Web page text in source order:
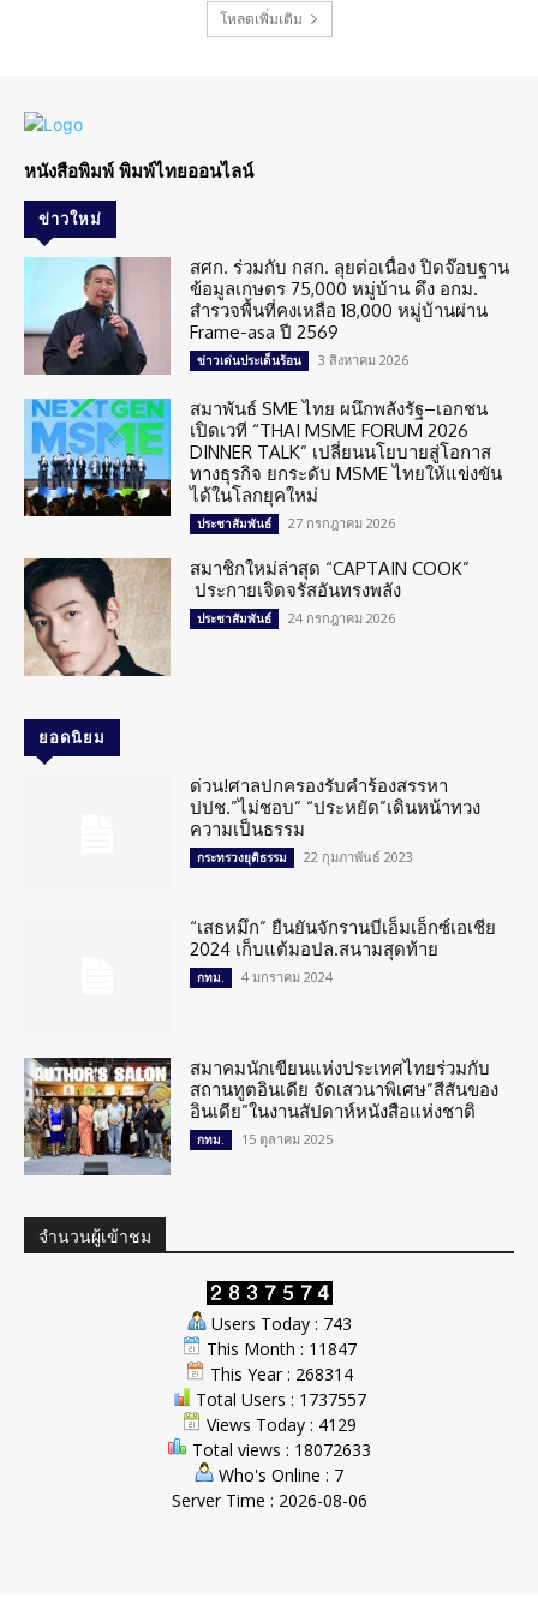
โหลดเพิ่มเติม
หนังสือพิมพ์ พิมพ์ไทยออนไลน์
ข่าวใหม่
สศก. ร่วมกับ กสก. ลุยต่อเนื่อง ปิดจ๊อบฐาน
ข้อมูลเกษตร 75,000 หมู่บ้าน ดึง อกม.
สำรวจพื้นที่คงเหลือ 18,000 หมู่บ้านผ่าน
Frame-asa ปี 2569
ข่าวเด่นประเด็นร้อน 3 สิงหาคม 2026
สมาพันธ์ SME ไทย ผนึกพลังรัฐ–เอกชน
เปิดเวที “THAI MSME FORUM 2026
DINNER TALK” เปลี่ยนนโยบายสู่โอกาส
ทางธุรกิจ ยกระดับ MSME ไทยให้แข่งขัน
ได้ในโลกยุคใหม่
ประชาสัมพันธ์ 27 กรกฎาคม 2026
สมาชิกใหม่ล่าสุด “CAPTAIN COOK”
ประกายเจิดจรัสอันทรงพลัง
ประชาสัมพันธ์ 24 กรกฎาคม 2026
ยอดนิยม
ด่วน!ศาลปกครองรับคำร้องสรรหา
ปปช.”ไม่ชอบ” “ประหยัด”เดินหน้าทวง
ความเป็นธรรม
กระทรวงยุติธรรม 22 กุมภาพันธ์ 2023
“เสธหมึก” ยืนยันจักรานบีเอ็มเอ็กซ์เอเชีย
2024 เก็บแต้มอปล.สนามสุดท้าย
กทม. 4 มกราคม 2024
สมาคมนักเขียนแห่งประเทศไทยร่วมกับ
สถานทูตอินเดีย จัดเสวนาพิเศษ”สีสันของ
อินเดีย”ในงานสัปดาห์หนังสือแห่งชาติ
กทม. 15 ตุลาคม 2025
จำนวนผู้เข้าชม
Users Today : 743
This Month : 11847
This Year : 268314
Total Users : 1737557
Views Today : 4129
Total views : 18072633
Who's Online : 7
Server Time : 2026-08-06